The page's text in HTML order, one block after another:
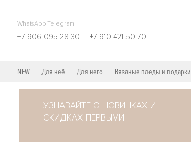
WhatsApp Telegram
+7 906 095 28 30 +7 910 421 50 70
NEW Для неё Для него Вязаные пледы и подарки
УЗНАВАЙТЕ О НОВИНКАХ И
СКИДКАХ ПЕРВЫМИ